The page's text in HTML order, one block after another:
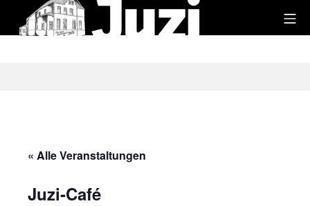
Inhalt
« Alle Veranstaltungen
Juzi-Café